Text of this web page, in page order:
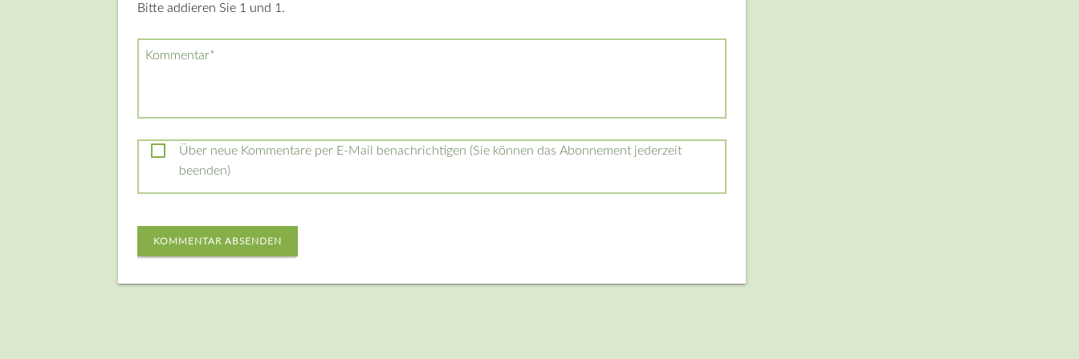
Bitte addieren Sie 1 und 1.
Pflichtfeld
Kommentar*
Über neue Kommentare per E-Mail benachrichtigen (Sie können das Abonnement jederzeit
beenden)
KOMMENTAR ABSENDEN